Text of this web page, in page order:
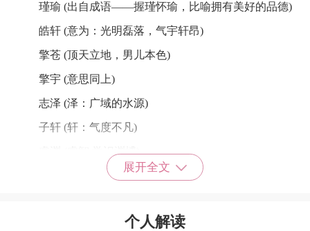
瑾瑜 (出自成语――握瑾怀瑜，比喻拥有美好的品德)
皓轩 (意为：光明磊落，气宇轩昂)
擎苍 (顶天立地，男儿本色)
擎宇 (意思同上)
志泽 (泽：广域的水源)
子轩 (轩：气度不凡)
睿渊 (睿智;学识渊博)
弘文 (弘扬;文：文学家)
展开全文
个人解读